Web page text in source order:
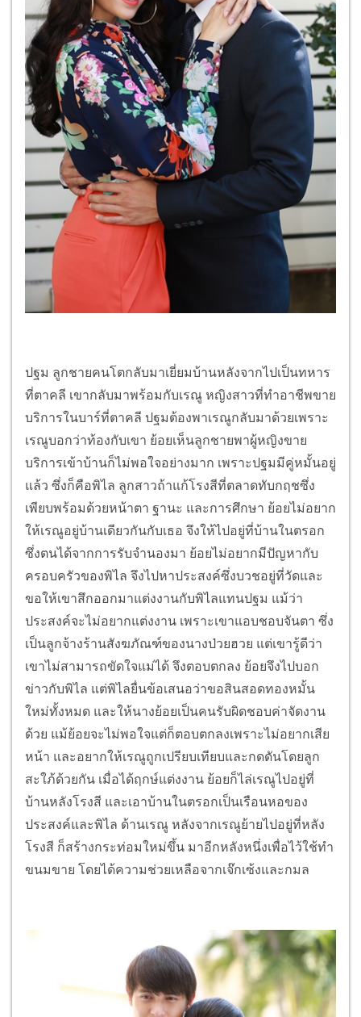
ปฐม ลูกชายคนโตกลับมาเยี่ยมบ้านหลังจากไปเป็นทหาร
ที่ตาคลี เขากลับมาพร้อมกับเรณู หญิงสาวที่ทำอาชีพขาย
บริการในบาร์ที่ตาคลี ปฐมต้องพาเรณูกลับมาด้วยเพราะ
เรณูบอกว่าท้องกับเขา ย้อยเห็นลูกชายพาผู้หญิงขาย
บริการเข้าบ้านก็ไม่พอใจอย่างมาก เพราะปฐมมีคู่หมั้นอยู่
แล้ว ซึ่งก็คือพิไล ลูกสาวถ้าแก้โรงสีที่ตลาดทับกฤชซึ่ง
เพียบพร้อมด้วยหน้าตา ฐานะ และการศึกษา ย้อยไม่อยาก
ให้เรณูอยู่บ้านเดียวกันกับเธอ จึงให้ไปอยู่ที่บ้านในตรอก
ซึ่งตนได้จากการรับจำนองมา ย้อยไม่อยากมีปัญหากับ
ครอบครัวของพิไล จึงไปหาประสงค์ซึ่งบวชอยู่ที่วัดและ
ขอให้เขาสึกออกมาแต่งงานกับพิไลแทนปฐม แม้ว่า
ประสงค์จะไม่อยากแต่งงาน เพราะเขาแอบชอบจันตา ซึ่ง
เป็นลูกจ้างร้านสังฆภัณฑ์ของนางป่วยฮวย แต่เขารู้ดีว่า
เขาไม่สามารถขัดใจแม่ได้ จึงตอบตกลง ย้อยจึงไปบอก
ข่าวกับพิไล แต่พิไลยื่นข้อเสนอว่าขอสินสอดทองหมั้น
ใหม่ทั้งหมด และให้นางย้อยเป็นคนรับผิดชอบค่าจัดงาน
ด้วย แม้ย้อยจะไม่พอใจแต่ก็ตอบตกลงเพราะไม่อยากเสีย
หน้า และอยากให้เรณูถูกเปรียบเทียบและกดดันโดยลูก
สะใภ้ด้วยกัน เมื่อได้ฤกษ์แต่งงาน ย้อยก็ไล่เรณูไปอยู่ที่
บ้านหลังโรงสี และเอาบ้านในตรอกเป็นเรือนหอของ
ประสงค์และพิไล ด้านเรณู หลังจากเรณูย้ายไปอยู่ที่หลัง
โรงสี ก็สร้างกระท่อมใหม่ขึ้น มาอีกหลังหนึ่งเพื่อไว้ใช้ทำ
ขนมขาย โดยได้ความช่วยเหลือจากเจ๊กเซ้งและกมล